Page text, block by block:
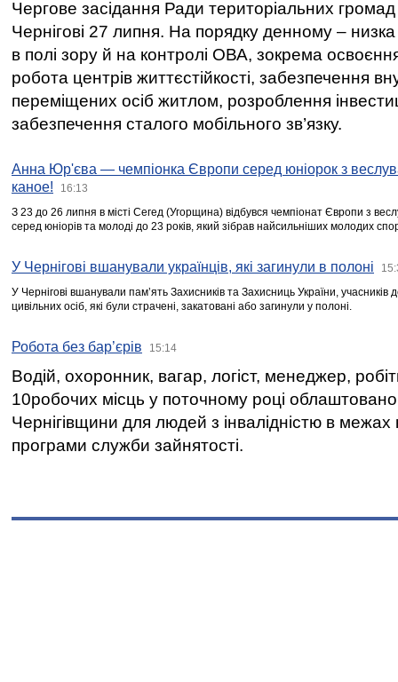
Чергове засідання Ради територіальних громад
Чернігові 27 липня. На порядку денному –
в полі зору й на контролі ОВА, зокрема освоєння
робота центрів життєстійкості, забезпечення
переміщених осіб житлом, розроблення
забезпечення сталого мобільного зв’язку.
Анна Юр'єва — чемпіонка Європи серед юніорок з
каное!
16:13
З 23 до 26 липня в місті Сегед (Угорщина) відбувся чемпіонат Європи з
серед юніорів та молоді до 23 років, який зібрав найсильніших молодих
У Чернігові вшанували українців, які загинули в полоні
У Чернігові вшанували пам’ять Захисників та Захисниць України,
цивільних осіб, які були страчені, закатовані або загинули у полоні.
Робота без бар’єрів 15:14
Водій, охоронник, вагар, логіст, менеджер,
10робочих місць у поточному році
Чернігівщини для людей з інвалідністю в межах
програми служби зайнятості.